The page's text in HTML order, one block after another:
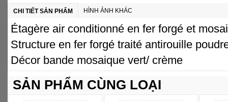
CHI TIẾT SẢN PHẨM HÌNH ẢNH KHÁC
Étagère air conditionné en fer forgé et
Structure en fer forgé traité antirouille
Décor bande mosaique vert/ crème
SẢN PHẨM CÙNG LOẠI